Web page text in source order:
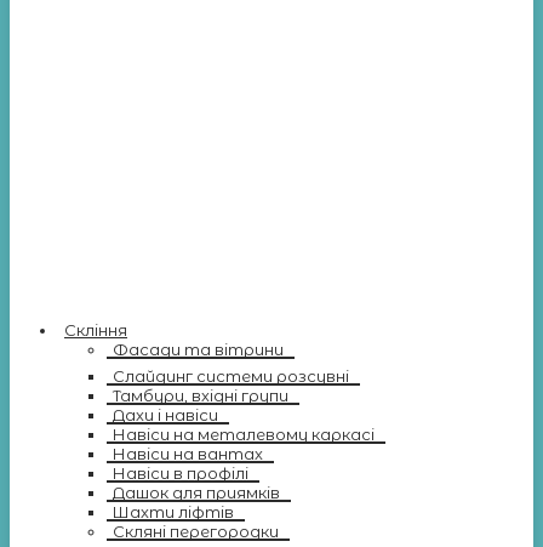
Скління
Фасади та вітрини
Слайдинг системи розсувні
Тамбури, вхідні групи
Дахи і навіси
Навіси на металевому каркасі
Навіси на вантах
Навіси в профілі
Дашок для приямків
Шахти ліфтів
Скляні перегородки